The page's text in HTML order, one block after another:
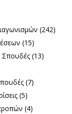
filter
Διαγωνισμών filter
(242)
Θέσεων filter
(15)
Σπουδές filter
Σπουδές (13)
Σπουδές filter
(7)
filter
(5)
επιτροπών filter
(4)